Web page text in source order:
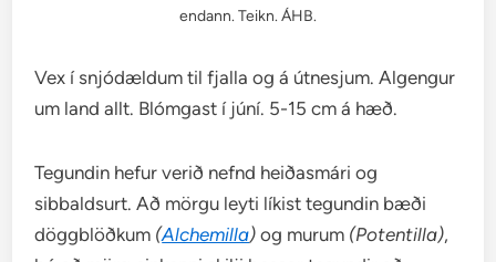
endann. Teikn. ÁHB.
Vex í snjódældum til fjalla og á útnesjum. Algengur
um land allt. Blómgast í júní. 5-15 cm á hæð.
Tegundin hefur verið nefnd heiðasmári og
sibbaldsurt. Að mörgu leyti líkist tegundin bæði
döggblöðkum (Alchemilla) og murum (Potentilla),